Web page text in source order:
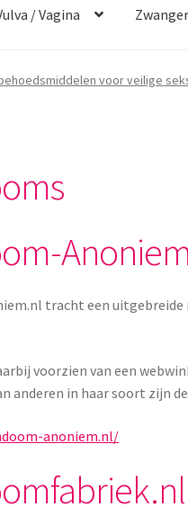
/ Vagina
voor veilige
tracht een
voorzien van een
anderen in haar soort zijn
anoniem.nl/